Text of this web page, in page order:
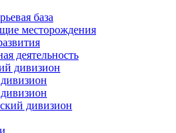
база
месторождения
деятельность
дивизион
дивизион